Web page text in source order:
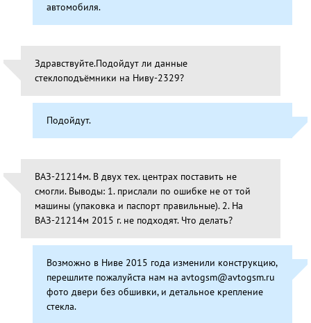
автомобиля.
Здравствуйте.Подойдут ли данные
стеклоподъёмники на Ниву-2329?
Подойдут.
ВАЗ-21214м. В двух тех. центрах поставить не
смогли. Выводы: 1. прислали по ошибке не от той
машины (упаковка и паспорт правильные). 2. На
ВАЗ-21214м 2015 г. не подходят. Что делать?
Возможно в Ниве 2015 года изменили конструкцию,
перешлите пожалуйста нам на avtogsm@avtogsm.ru
фото двери без обшивки, и детальное крепление
стекла.